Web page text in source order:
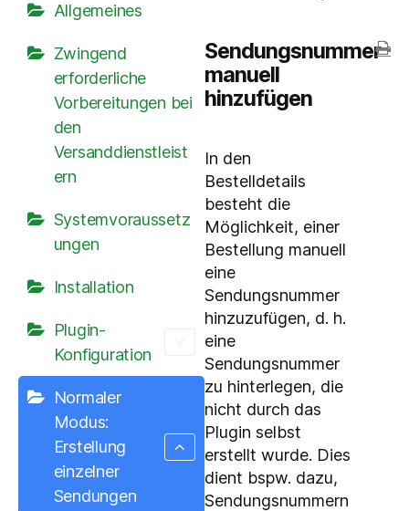
Allgemeines
Zwingend
erforderliche
Vorbereitungen bei
den
Versanddienstleist
ern
Systemvoraussetz
ungen
Installation
Plugin-
Konfiguration
Normaler
Modus:
Erstellung
einzelner
Sendungen
Sendungsnummer
manuell
hinzufügen
In den
Bestelldetails
besteht die
Möglichkeit, einer
Bestellung manuell
eine
Sendungsnummer
hinzuzufügen, d. h.
eine
Sendungsnummer
zu hinterlegen, die
nicht durch das
Plugin selbst
erstellt wurde. Dies
dient bspw. dazu,
Sendungsnummern